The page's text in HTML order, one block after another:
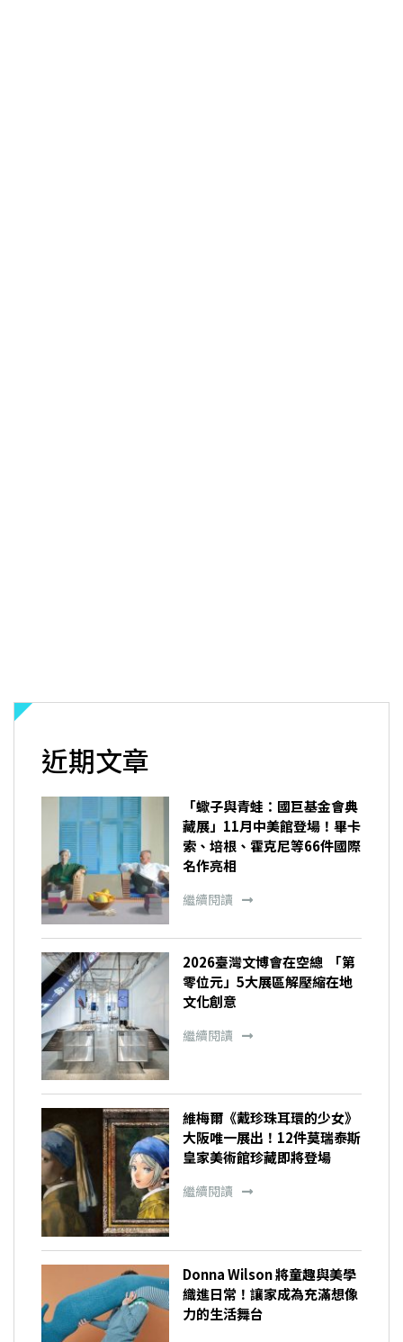
近期文章
「蠍子與青蛙：國巨基金會典
藏展」11月中美館登場！畢卡
索、培根、霍克尼等66件國際
名作亮相
繼續閱讀
2026臺灣文博會在空總 「第
零位元」5大展區解壓縮在地
文化創意
繼續閱讀
維梅爾《戴珍珠耳環的少女》
大阪唯一展出！12件莫瑞泰斯
皇家美術館珍藏即將登場
繼續閱讀
Donna Wilson 將童趣與美學
織進日常！讓家成為充滿想像
力的生活舞台